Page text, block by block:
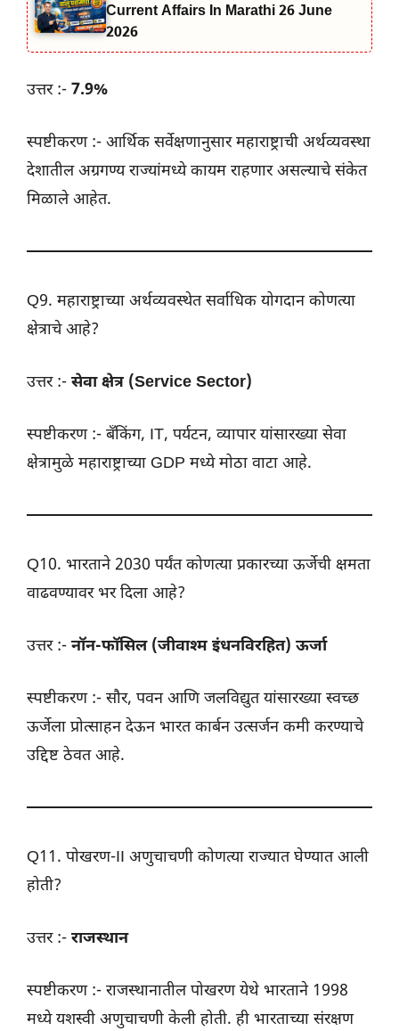
Current Affairs In Marathi 26 June
2026
उत्तर :- 7.9%
स्पष्टीकरण :- आर्थिक सर्वेक्षणानुसार महाराष्ट्राची अर्थव्यवस्था
देशातील अग्रगण्य राज्यांमध्ये कायम राहणार असल्याचे संकेत
मिळाले आहेत.
Q9. महाराष्ट्राच्या अर्थव्यवस्थेत सर्वाधिक योगदान कोणत्या
क्षेत्राचे आहे?
उत्तर :- सेवा क्षेत्र (Service Sector)
स्पष्टीकरण :- बँकिंग, IT, पर्यटन, व्यापार यांसारख्या सेवा
क्षेत्रामुळे महाराष्ट्राच्या GDP मध्ये मोठा वाटा आहे.
Q10. भारताने 2030 पर्यंत कोणत्या प्रकारच्या ऊर्जेची क्षमता
वाढवण्यावर भर दिला आहे?
उत्तर :- नॉन-फॉसिल (जीवाश्म इंधनविरहित) ऊर्जा
स्पष्टीकरण :- सौर, पवन आणि जलविद्युत यांसारख्या स्वच्छ
ऊर्जेला प्रोत्साहन देऊन भारत कार्बन उत्सर्जन कमी करण्याचे
उद्दिष्ट ठेवत आहे.
Q11. पोखरण-II अणुचाचणी कोणत्या राज्यात घेण्यात आली
होती?
उत्तर :- राजस्थान
स्पष्टीकरण :- राजस्थानातील पोखरण येथे भारताने 1998
मध्ये यशस्वी अणुचाचणी केली होती. ही भारताच्या संरक्षण